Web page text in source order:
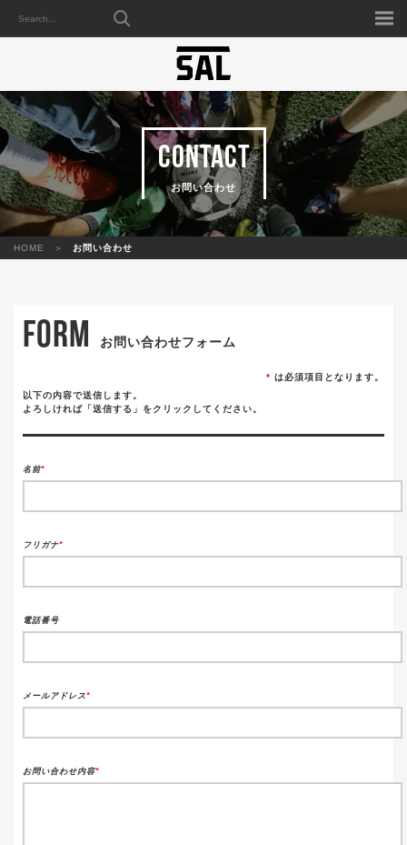
CONTACT
お問い合わせ
HOME お問い合わせ
FORM お問い合わせフォーム
* は必須項目となります。
以下の内容で送信します。
よろしければ「送信する」をクリックしてください。
名前*
フリガナ*
電話番号
メールアドレス*
お問い合わせ内容*